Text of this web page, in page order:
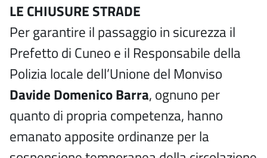
LE CHIUSURE STRADE
Per garantire il passaggio in sicurezza il
Prefetto di Cuneo e il Responsabile della
Polizia locale dell’Unione del Monviso
Davide Domenico Barra, ognuno per
quanto di propria competenza, hanno
emanato apposite ordinanze per la